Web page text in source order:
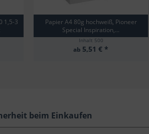
1,5-3
Papier A4 80g hochweiß, Pioneer
Special Inspiration,...
Inhalt 500
ab 5,51 € *
beim Einkaufen